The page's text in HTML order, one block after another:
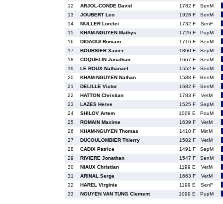
12
ARJOL-CONDE David 1782 F
SenM
13
JOUBERT Leo 1928 F
SenM
14
MULLER Lorelei 1732 F
SenF
15
KHAM-NGUYEN Mathys 1726 F
PupM
16
DIDAOUI Romain 1716 F
SenM
17
BOURSIER Xavier 1860 F
SepM
18
COQUELIN Jonathan 1667 F
SenM
19
LE ROUX Nathanael 1552 F
SenM
20
KHAM-NGUYEN Nathan 1588 F
BenM
21
DELILLE Victor 1682 F
SenM
22
HATTON Christian 1783 F
VetM
23
LAZES Herve 1525 F
SepM
24
SHILOV Artem 1009 E
PouM
25
ROMAIN Maxime 1639 F
VetM
26
KHAM-NGUYEN Thomas 1410 F
MinM
27
DUCOULOMBIER Thierry 1582 F
VetM
28
CADIX Patrice 1491 F
SepM
29
RIVIERE Jonathan 1547 F
SenM
30
NIAUX Christian 1199 E
VetM
31
ARINAL Serge 1663 F
VetM
32
HAREL Virginie 1199 E
SenF
33
NGUYEN VAN TUNG Clement 1099 E PupM